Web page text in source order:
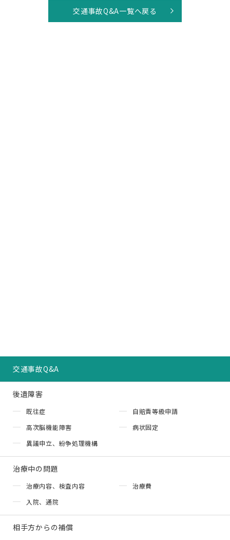
交通事故Q&A一覧へ戻る
交通事故Q&A
後遺障害
既往症
自賠責等級申請
高次脳機能障害
病状固定
異議申立、紛争処理機構
治療中の問題
治療内容、検査内容
治療費
入院、通院
相手方からの補償